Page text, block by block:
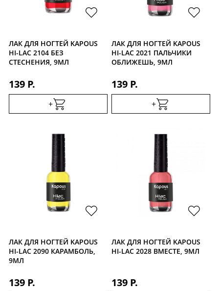
ЛАК ДЛЯ НОГТЕЙ KAPOUS
HI-LAC 2104 БЕЗ
СТЕСНЕНИЯ, 9МЛ
139 Р.
+
ЛАК ДЛЯ НОГТЕЙ KAPOUS
HI-LAC 2021 ПАЛЬЧИКИ
ОБЛИЖЕШЬ, 9МЛ
139 Р.
+
ЛАК ДЛЯ НОГТЕЙ KAPOUS
HI-LAC 2090 КАРАМБОЛЬ,
9МЛ
139 Р.
ЛАК ДЛЯ НОГТЕЙ KAPOUS
HI-LAC 2028 ВМЕСТЕ, 9МЛ
139 Р.